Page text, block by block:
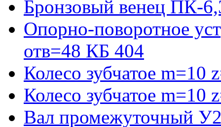
Бронзовый венец ПК-
Опорно-поворотное
отв=48 КБ 404
Колесо зубчатое
Колесо зубчатое
Вал промежуточный